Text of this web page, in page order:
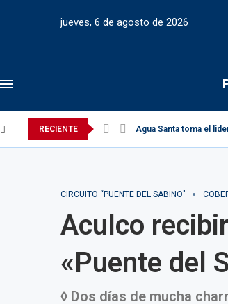
jueves, 6 de agosto de 2026
RECIENTE Agua Santa toma el
CIRCUITO “PUENTE DEL SABINO"
Aculco
«Puente del
◊ Dos días de mucha